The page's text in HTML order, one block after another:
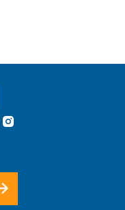
Instagram